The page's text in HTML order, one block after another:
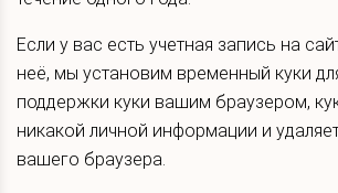
Если у вас есть учетная запись на
неё, мы установим временный куки
поддержки куки вашим браузером,
никакой личной информации и
вашего браузера.